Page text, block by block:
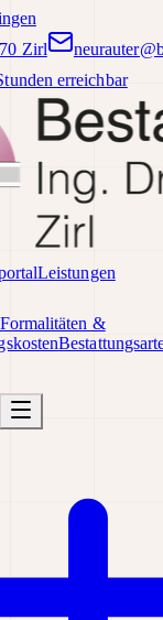
Zirl
erreichbar
Leistungen
Formalitäten &